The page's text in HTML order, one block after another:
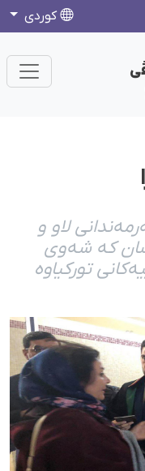
كوردی
لاو و
کە شەوی
تورکیاوە